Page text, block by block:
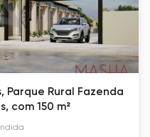
Parque Rural Fazenda
com 150 m²